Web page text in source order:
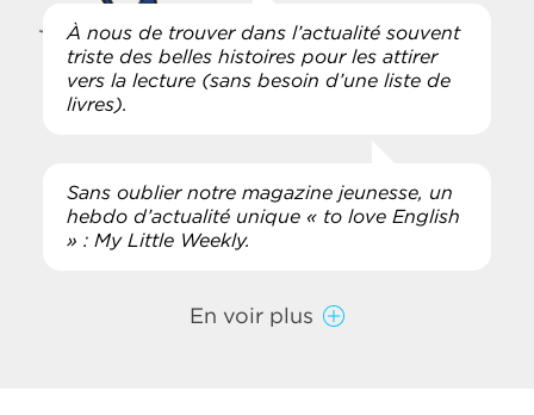
À nous de trouver dans l’actualité souvent
triste des belles histoires pour les attirer
vers la lecture (sans besoin d’une liste de
livres).
Sans oublier notre magazine jeunesse, un
hebdo d’actualité unique « to love English
» : My Little Weekly.
En voir plus